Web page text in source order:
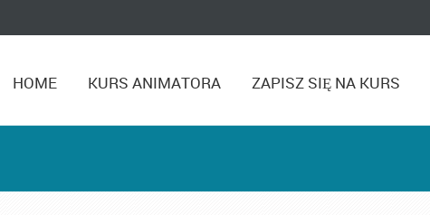
HOME KURS ANIMATORA ZAPISZ SIĘ NA KURS